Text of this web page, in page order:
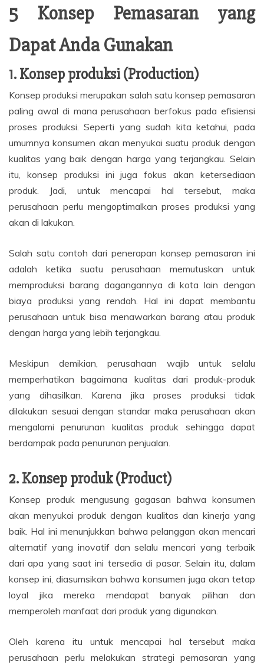
5 Konsep Pemasaran yang
Dapat Anda Gunakan
1. Konsep produksi (Production)
Konsep produksi merupakan salah satu konsep pemasaran
paling awal di mana perusahaan berfokus pada efisiensi
proses produksi. Seperti yang sudah kita ketahui, pada
umumnya konsumen akan menyukai suatu produk dengan
kualitas yang baik dengan harga yang terjangkau. Selain
itu, konsep produksi ini juga fokus akan ketersediaan
produk. Jadi, untuk mencapai hal tersebut, maka
perusahaan perlu mengoptimalkan proses produksi yang
akan di lakukan.
Salah satu contoh dari penerapan konsep pemasaran ini
adalah ketika suatu perusahaan memutuskan untuk
memproduksi barang dagangannya di kota lain dengan
biaya produksi yang rendah. Hal ini dapat membantu
perusahaan untuk bisa menawarkan barang atau produk
dengan harga yang lebih terjangkau.
Meskipun demikian, perusahaan wajib untuk selalu
memperhatikan bagaimana kualitas dari produk-produk
yang dihasilkan. Karena jika proses produksi tidak
dilakukan sesuai dengan standar maka perusahaan akan
mengalami penurunan kualitas produk sehingga dapat
berdampak pada penurunan penjualan.
2. Konsep produk (Product)
Konsep produk mengusung gagasan bahwa konsumen
akan menyukai produk dengan kualitas dan kinerja yang
baik. Hal ini menunjukkan bahwa pelanggan akan mencari
alternatif yang inovatif dan selalu mencari yang terbaik
dari apa yang saat ini tersedia di pasar. Selain itu, dalam
konsep ini, diasumsikan bahwa konsumen juga akan tetap
loyal jika mereka mendapat banyak pilihan dan
memperoleh manfaat dari produk yang digunakan.
Oleh karena itu untuk mencapai hal tersebut maka
perusahaan perlu melakukan strategi pemasaran yang